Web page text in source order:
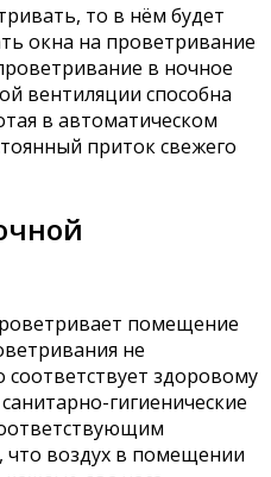
то в нём будет
окна на проветривание
в ночное
вентиляции способна
в автоматическом
приток свежего
помещение
не
соответствует здоровому
гигиенические
что воздух в помещении